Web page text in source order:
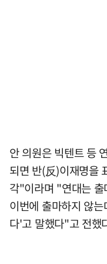
안 의원은 빅텐트 등
되면 반(反)이재명을
각"이라며 "연대는
이번에 출마하지 않
다'고 말했다"고 전했